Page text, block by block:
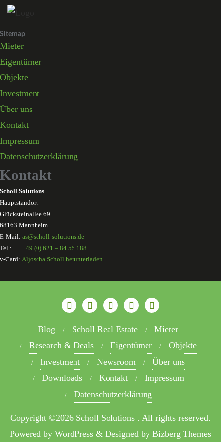
Skip
content
Sitemap
Mieter
Eigentümer
Objekte
Investment
Über uns
Kontakt
Impressum
Datenschutzerklärung
Kontakt
Scholl Solutions
Hauptstandort
Glücksteinallee 69
68163 Mannheim
E-Mail: as@scholl-solutions.de
Tel.: +49 (0) 621 – 84 55 188
v-Card: Aljoscha Scholl herunterladen
Blog Scholl Real Estate
Mieter
Research & Deals
Eigentümer
Objekte
Investment
Newsroom
Über uns
Downloads
Kontakt
Impressum
Datenschutzerklärung
Copyright ©2026 Scholl Solutions . All rights reserved.
Powered by WordPress & Designed by Bizberg Themes